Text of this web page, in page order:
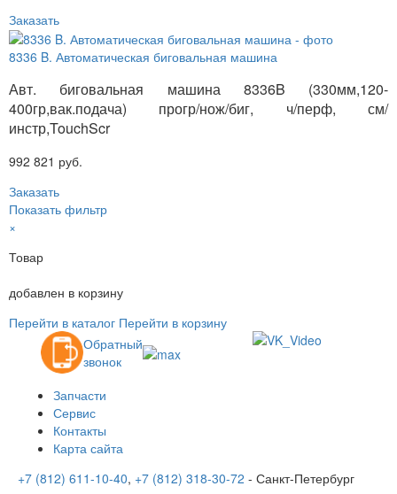
Заказать
8336 B. Автоматическая биговальная машина
Авт. биговальная машина 8336B (330мм,120-
400гр,вак.подача) прогр/нож/биг, ч/перф, см/
инстр,TouchScr
992 821 руб.
Заказать
Показать фильтр
×
Товар
добавлен в корзину
Перейти в каталог Перейти в корзину
Обратный
звонок
Запчасти
Сервис
Контакты
Карта сайта
+7 (812) 611-10-40, +7 (812) 318-30-72 - Санкт-Петербург